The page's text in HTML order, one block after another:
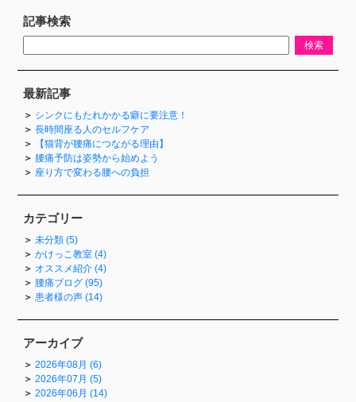
記事検索
最新記事
シンクにもたれかかる癖に要注意！
長時間座る人のセルフケア
【猫背が腰痛につながる理由】
腰痛予防は姿勢から始めよう
座り方で変わる腰への負担
カテゴリー
未分類 (5)
かけっこ教室 (4)
オススメ紹介 (4)
腰痛ブログ (95)
患者様の声 (14)
アーカイブ
2026年08月 (6)
2026年07月 (5)
2026年06月 (14)